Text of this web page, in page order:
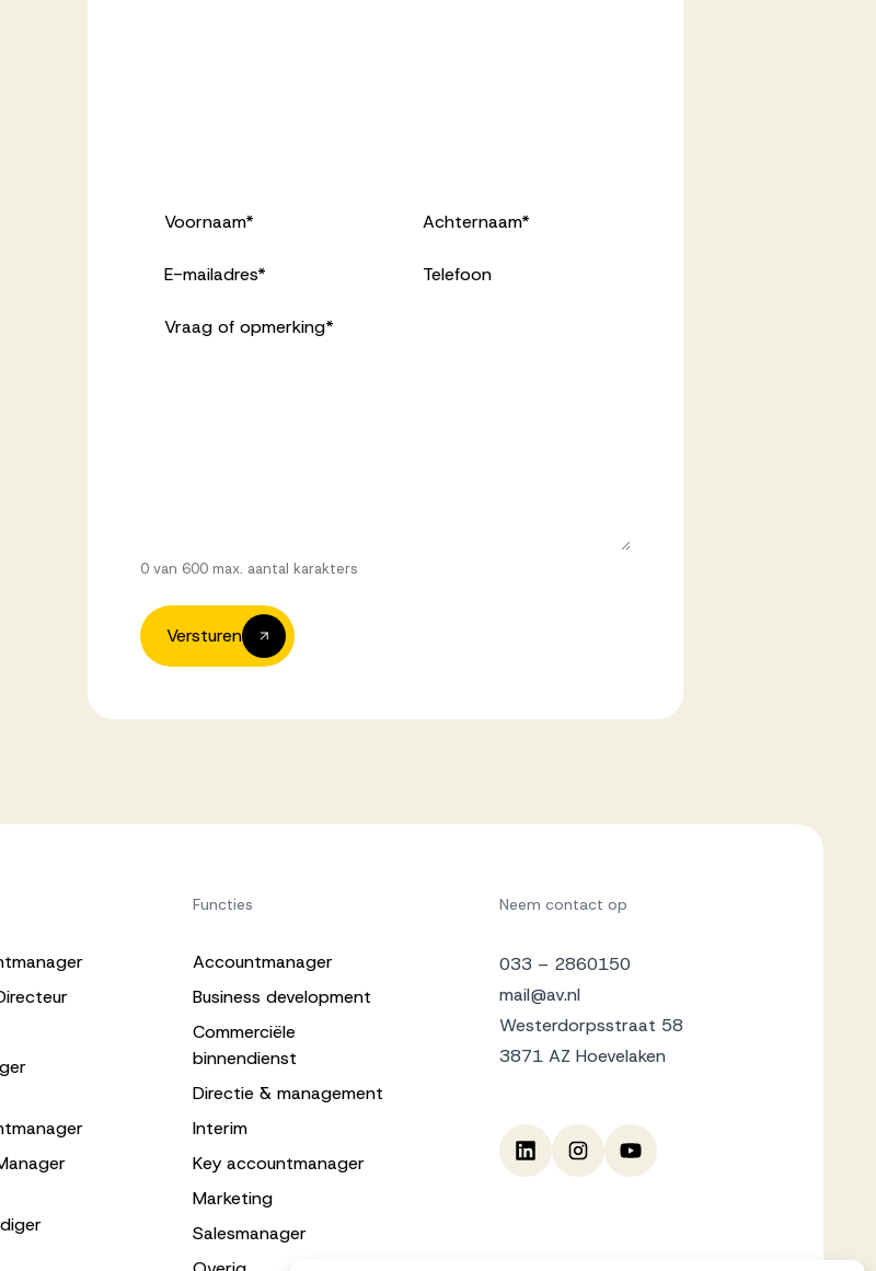
Voornaam* Achternaam*
E-mailadres* Telefoon
Vraag of opmerking*
0 van 600 max. aantal karakters
Versturen
Functies
Accountmanager
Business development
Commerciële
binnendienst
Directie & management
Interim
Key accountmanager
Marketing
Salesmanager
Neem contact op
033 – 2860150
mail@av.nl
Westerdorpsstraat 58
3871 AZ Hoevelaken